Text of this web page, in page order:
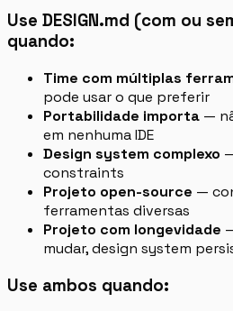
Use DESIGN.md (com ou
quando:
Time com múltiplas
pode usar o que preferir
Portabilidade importa —
em nenhuma IDE
Design system complexo
constraints
Projeto open-source —
ferramentas diversas
Projeto com longevidade
mudar, design system
Use ambos quando: